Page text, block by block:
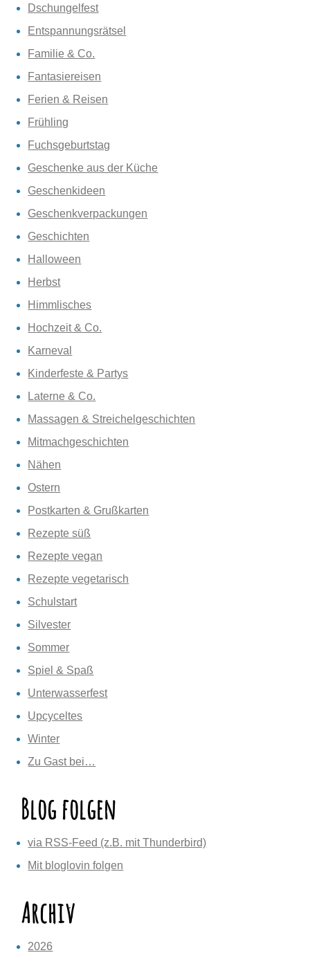
Dschungelfest
Entspannungsrätsel
Familie & Co.
Fantasiereisen
Ferien & Reisen
Frühling
Fuchsgeburtstag
Geschenke aus der Küche
Geschenkideen
Geschenkverpackungen
Geschichten
Halloween
Herbst
Himmlisches
Hochzeit & Co.
Karneval
Kinderfeste & Partys
Laterne & Co.
Massagen & Streichelgeschichten
Mitmachgeschichten
Nähen
Ostern
Postkarten & Grußkarten
Rezepte süß
Rezepte vegan
Rezepte vegetarisch
Schulstart
Silvester
Sommer
Spiel & Spaß
Unterwasserfest
Upcyceltes
Winter
Zu Gast bei…
Blog folgen
via RSS-Feed (z.B. mit Thunderbird)
Mit bloglovin folgen
Archiv
2026